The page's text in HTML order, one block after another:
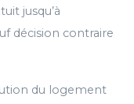
jusqu’à
décision contraire
du logement